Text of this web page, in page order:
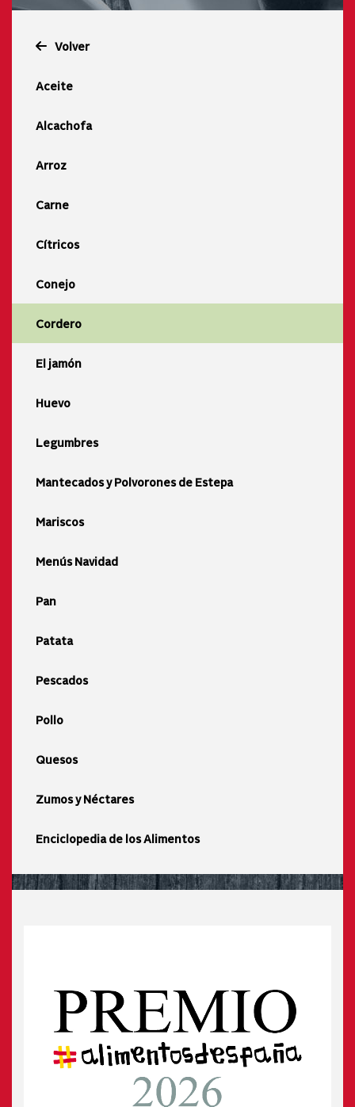
Volver
Aceite
Alcachofa
Arroz
Carne
Cítricos
Conejo
Cordero
El jamón
Huevo
Legumbres
Mantecados y Polvorones de Estepa
Mariscos
Menús Navidad
Pan
Patata
Pescados
Pollo
Quesos
Zumos y Néctares
Enciclopedia de los Alimentos